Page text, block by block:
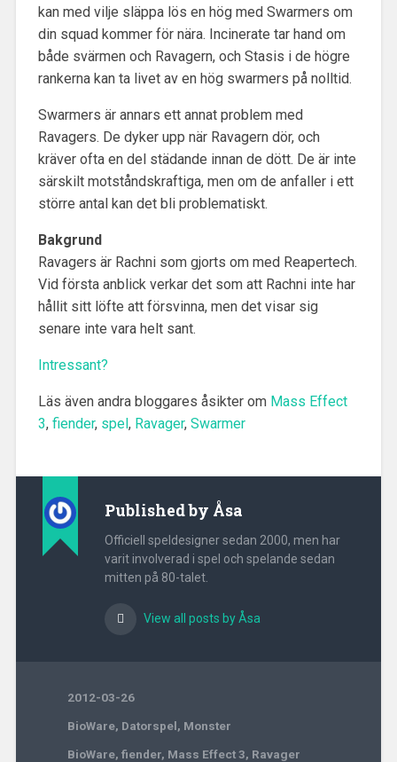
kan med vilje släppa lös en hög med Swarmers om
din squad kommer för nära. Incinerate tar hand om
både svärmen och Ravagern, och Stasis i de högre
rankerna kan ta livet av en hög swarmers på nolltid.
Swarmers är annars ett annat problem med
Ravagers. De dyker upp när Ravagern dör, och
kräver ofta en del städande innan de dött. De är inte
särskilt motståndskraftiga, men om de anfaller i ett
större antal kan det bli problematiskt.
Bakgrund
Ravagers är Rachni som gjorts om med Reapertech.
Vid första anblick verkar det som att Rachni inte har
hållit sitt löfte att försvinna, men det visar sig
senare inte vara helt sant.
Intressant?
Läs även andra bloggares åsikter om Mass Effect
3, fiender, spel, Ravager, Swarmer
Published by Åsa
Officiell speldesigner sedan 2000, men har
varit involverad i spel och spelande sedan
mitten på 80-talet.
View all posts by Åsa
2012-03-26
BioWare, Datorspel, Monster
BioWare, fiender, Mass Effect 3, Ravager